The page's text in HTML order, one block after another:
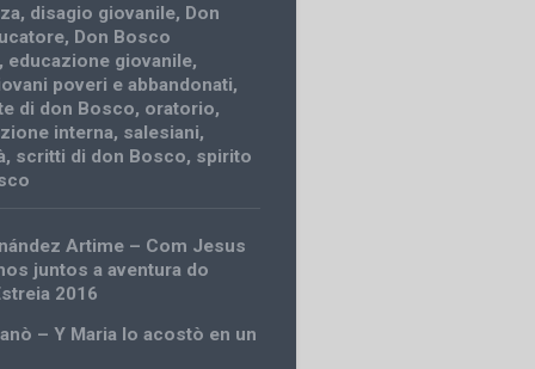
, disagio giovanile, Don
, Don Bosco
, educazione giovanile,
poveri e abbandonati,
di don Bosco, oratorio,
interna, salesiani,
, scritti di don Bosco, spirito
Artime – Com Jesus
juntos a aventura do
2016
– Y Maria lo acostò en un